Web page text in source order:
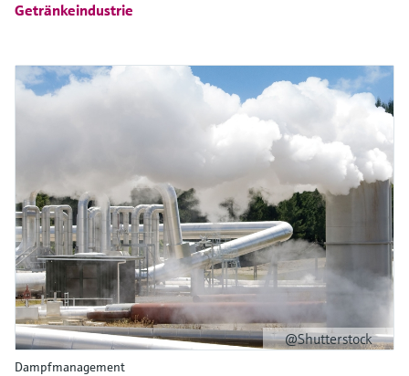
Getränkeindustrie
@Shutterstock
Dampfmanagement